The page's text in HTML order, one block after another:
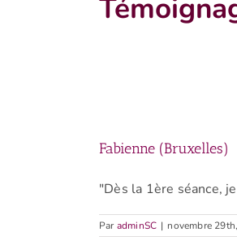
Fabienne (Bruxelles)
"Dès la 1ère séance,
Par adminSC | novembre